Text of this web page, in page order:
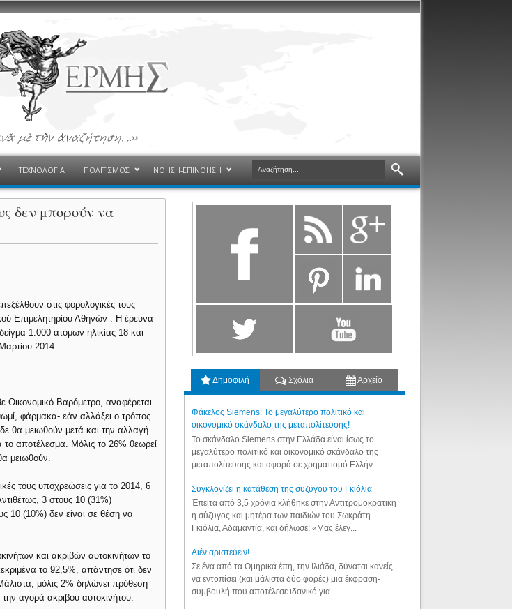
ΤΕΧΝΟΛΟΓΙΑ ΠΟΛΙΤΙΣΜΟΣ ΝΟΗΣΗ-ΕΠΙΝΟΗΣΗ
δεν μπορούν να
στις φορολογικές τους
Επιμελητηρίου Αθηνών . Η έρευνα
1.000 ατόμων ηλικίας 18 και
2014.
Βαρόμετρο, αναφέρεται
φάρμακα- εάν αλλάξει ο τρόπος
θα μειωθούν μετά και την αλλαγή
το αποτέλεσμα. Μόλις το 26% θεωρεί
μειωθούν.
τους υποχρεώσεις για το 2014, 6
3 στους 10 (31%)
10 (10%) δεν είναι σε θέση να
και ακριβών αυτοκινήτων το
το 92,5%, απάντησε ότι δεν
μόλις 2% δηλώνει πρόθεση
αγορά ακριβού αυτοκινήτου.
Δημοφιλή Σχόλια Αρχείο
Φάκελος Siemens: Το μεγαλύτερο πολιτικό και
οικονομικό σκάνδαλο της μεταπολίτευσης!
Το σκάνδαλο Siemens στην Ελλάδα είναι ίσως το
μεγαλύτερο πολιτικό και οικονομικό σκάνδαλο της
μεταπολίτευσης και αφορά σε χρηματισμό Ελλήν...
Συγκλονίζει η κατάθεση της συζύγου του Γκιόλια
Έπειτα από 3,5 χρόνια κλήθηκε στην Αντιτρομοκρατική
η σύζυγος και μητέρα των παιδιών του Σωκράτη
Γκιόλια, Αδαμαντία, και δήλωσε: «Μας έλεγ...
Aιέν αριστεύειν!
Σε ένα από τα Ομηρικά έπη, την Ιλιάδα, δύναται κανείς
να εντοπίσει (και μάλιστα δύο φορές) μια έκφραση-
συμβουλή που αποτέλεσε ιδανικό για...